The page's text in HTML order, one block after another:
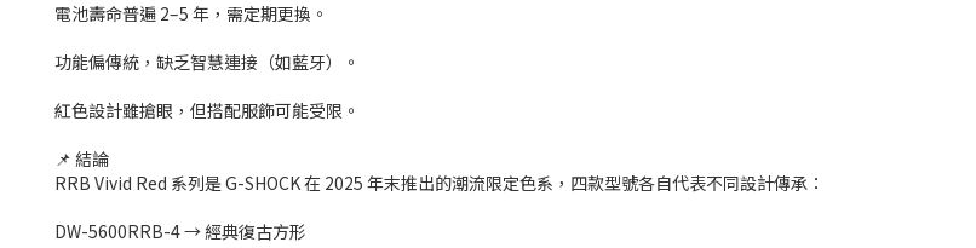
電池壽命普遍 2–5 年，需定期更換。
功能偏傳統，缺乏智慧連接（如藍牙）。
紅色設計雖搶眼，但搭配服飾可能受限。
📌 結論
RRB Vivid Red 系列是 G-SHOCK 在 2025 年末推出的潮流限定色系，四款型號各自代表不同設計傳承：
DW-5600RRB-4 → 經典復古方形